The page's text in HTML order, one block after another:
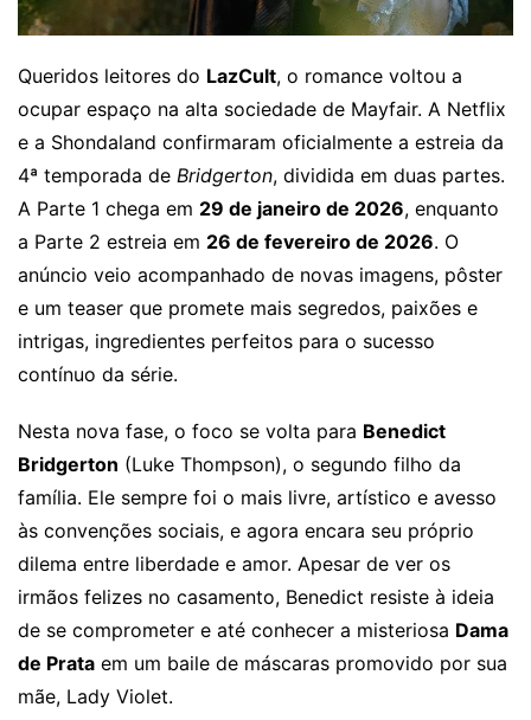
Queridos leitores do LazCult, o romance voltou a
ocupar espaço na alta sociedade de Mayfair. A Netflix
e a Shondaland confirmaram oficialmente a estreia da
4ª temporada de Bridgerton, dividida em duas partes.
A Parte 1 chega em 29 de janeiro de 2026, enquanto
a Parte 2 estreia em 26 de fevereiro de 2026. O
anúncio veio acompanhado de novas imagens, pôster
e um teaser que promete mais segredos, paixões e
intrigas, ingredientes perfeitos para o sucesso
contínuo da série.
Nesta nova fase, o foco se volta para Benedict
Bridgerton (Luke Thompson), o segundo filho da
família. Ele sempre foi o mais livre, artístico e avesso
às convenções sociais, e agora encara seu próprio
dilema entre liberdade e amor. Apesar de ver os
irmãos felizes no casamento, Benedict resiste à ideia
de se comprometer e até conhecer a misteriosa Dama
de Prata em um baile de máscaras promovido por sua
mãe, Lady Violet.